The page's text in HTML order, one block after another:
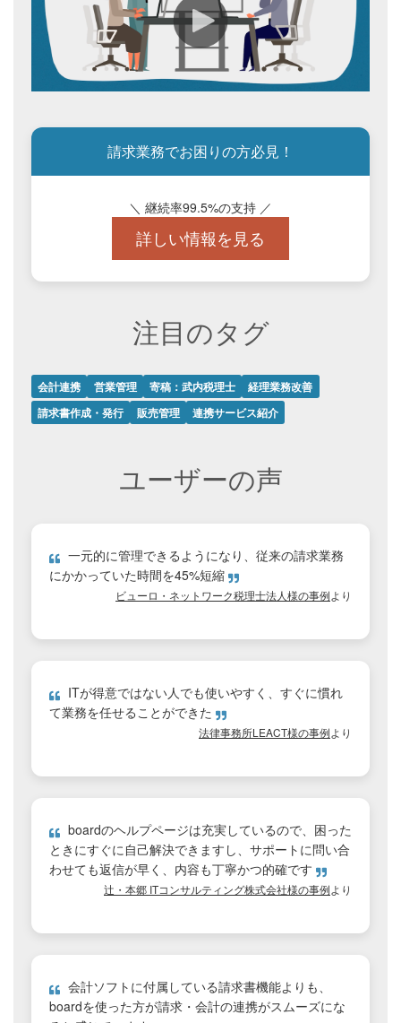
請求業務でお困りの方必見！
＼ 継続率99.5%の支持 ／
詳しい情報を見る
注目のタグ
会計連携 営業管理 寄稿：武内税理士
経理業務改善
請求書作成・発行
販売管理 連携サービス紹介
ユーザーの声
一元的に管理できるようになり、従来の請求業務
にかかっていた時間を45%短縮
ビューロ・ネットワーク税理士法人様の事例より
ITが得意ではない人でも使いやすく、すぐに慣れ
て業務を任せることができた
法律事務所LEACT様の事例より
boardのヘルプページは充実しているので、困った
ときにすぐに自己解決できますし、サポートに問い合
わせても返信が早く、内容も丁寧かつ的確です
辻・本郷 ITコンサルティング株式会社様の事例より
会計ソフトに付属している請求書機能よりも、
boardを使った方が請求・会計の連携がスムーズにな